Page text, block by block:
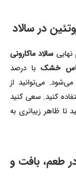
سالاد ماکارونی
خشکبا درصد
می‌شود. می‌توانید از
کنید. سعی کنید
ظاهر زیباتری به
طعم، بافت و